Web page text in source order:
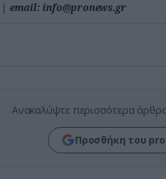
| email: info@pronews.gr
Ανακαλύψτε περισσότερα
Προσθήκη του